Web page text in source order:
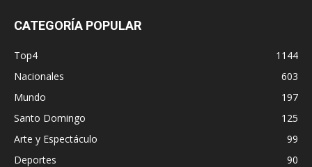
CATEGORÍA POPULAR
Top4
1144
Nacionales
603
Mundo
197
Santo Domingo
125
Arte y Espectáculo
99
Deportes
90